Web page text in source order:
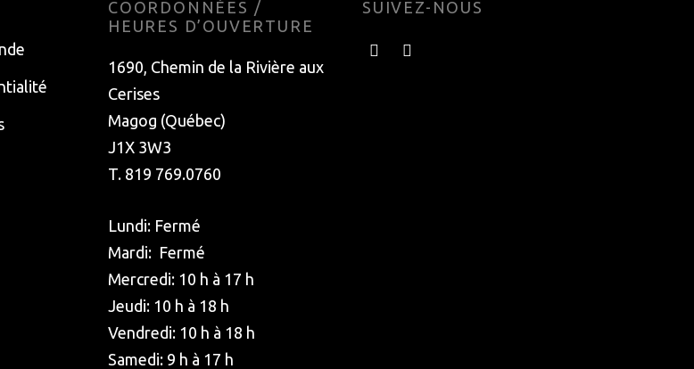
COORDONNÉES /
HEURES D’OUVERTURE
1690, Chemin de la Rivière aux
Cerises
Magog (Québec)
J1X 3W3
T. 819 769.0760
Lundi: Fermé
Mardi: Fermé
Mercredi: 10 h à 17 h
Jeudi: 10 h à 18 h
Vendredi: 10 h à 18 h
Samedi: 9 h à 17 h
SUIVEZ-NOUS